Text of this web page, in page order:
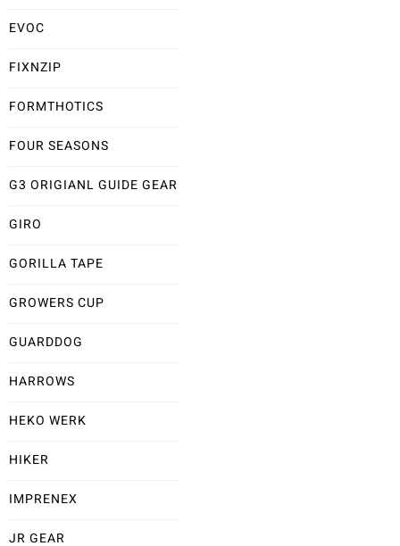
EVOC
FIXNZIP
FORMTHOTICS
FOUR SEASONS
G3 ORIGIANL GUIDE GEAR
GIRO
GORILLA TAPE
GROWERS CUP
GUARDDOG
HARROWS
HEKO WERK
HIKER
IMPRENEX
JR GEAR